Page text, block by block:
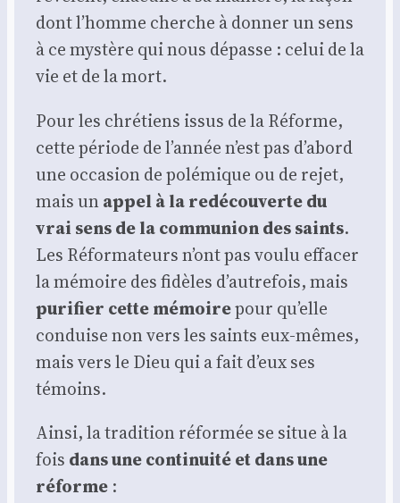
dont l’homme cherche à don­ner un sens
à ce mys­tère qui nous dépasse : celui de la
vie et de la mort.
Pour les chré­tiens issus de la Réforme,
cette période de l’année n’est pas d’abord
une occa­sion de polé­mique ou de rejet,
mais unappel à la redé­cou­verte du
vrai sens de la com­mu­nion des saints.
Les Réfor­ma­teurs n’ont pas vou­lu effa­cer
la mémoire des fidèles d’autrefois, mais
puri­fier cette mémoirepour qu’elle
conduise non vers les saints eux-mêmes,
mais vers le Dieu qui a fait d’eux ses
témoins.
Ain­si, la tra­di­tion réfor­mée se situe à la
fois dans une conti­nui­té et dans une
réforme :